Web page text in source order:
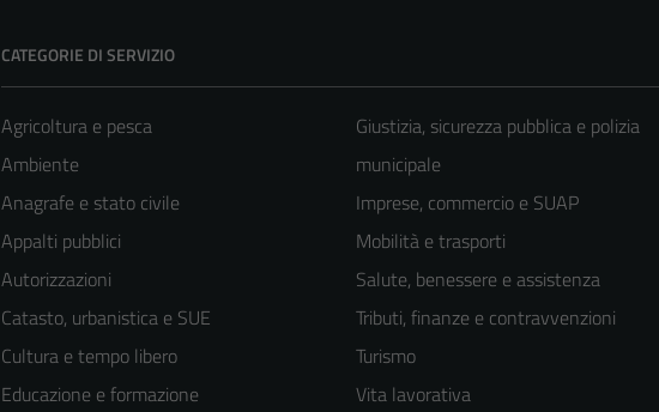
CATEGORIE DI SERVIZIO
Agricoltura e pesca
Ambiente
Anagrafe e stato civile
Appalti pubblici
Autorizzazioni
Catasto, urbanistica e SUE
Cultura e tempo libero
Educazione e formazione
Giustizia, sicurezza pubblica e polizia
municipale
Imprese, commercio e SUAP
Mobilità e trasporti
Salute, benessere e assistenza
Tributi, finanze e contravvenzioni
Turismo
Vita lavorativa